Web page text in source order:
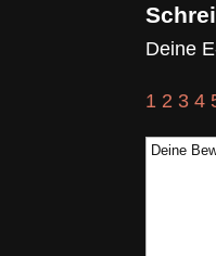
Deine
1 2 3 4